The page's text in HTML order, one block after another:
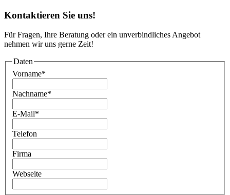
Kontaktieren Sie uns!
Für Fragen, Ihre Beratung oder ein unverbindliches Angebot
nehmen wir uns gerne Zeit!
Daten
Vorname*
Nachname*
E-Mail*
Telefon
Firma
Webseite